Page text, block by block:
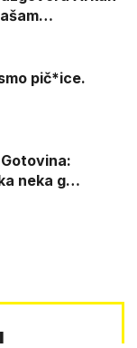
pič*ice.
neka g…